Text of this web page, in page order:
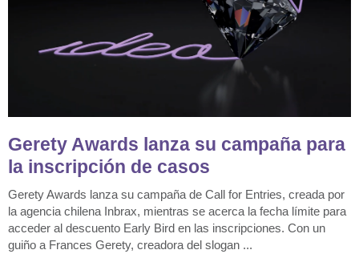
Gerety Awards lanza su campaña para
la inscripción de casos
Gerety Awards lanza su campaña de Call for Entries, creada por
la agencia chilena Inbrax, mientras se acerca la fecha límite para
acceder al descuento Early Bird en las inscripciones. Con un
guiño a Frances Gerety, creadora del slogan ...